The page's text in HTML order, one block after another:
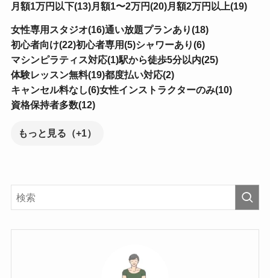
月額1万円以下(13)月額1〜2万円(20)月額2万円以上(19)
女性専用スタジオ(16)通い放題プランあり(18)
初心者向け(22)初心者専用(5)シャワーあり(6)
マシンピラティス対応(1)駅から徒歩5分以内(25)
体験レッスン無料(19)都度払い対応(2)
キャンセル料なし(6)女性インストラクターのみ(10)
資格保持者多数(12)
もっと見る（+1）